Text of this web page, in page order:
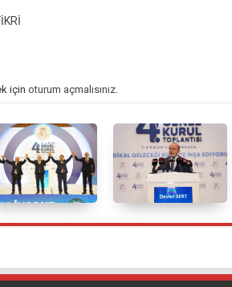
için oturum açmalısınız.